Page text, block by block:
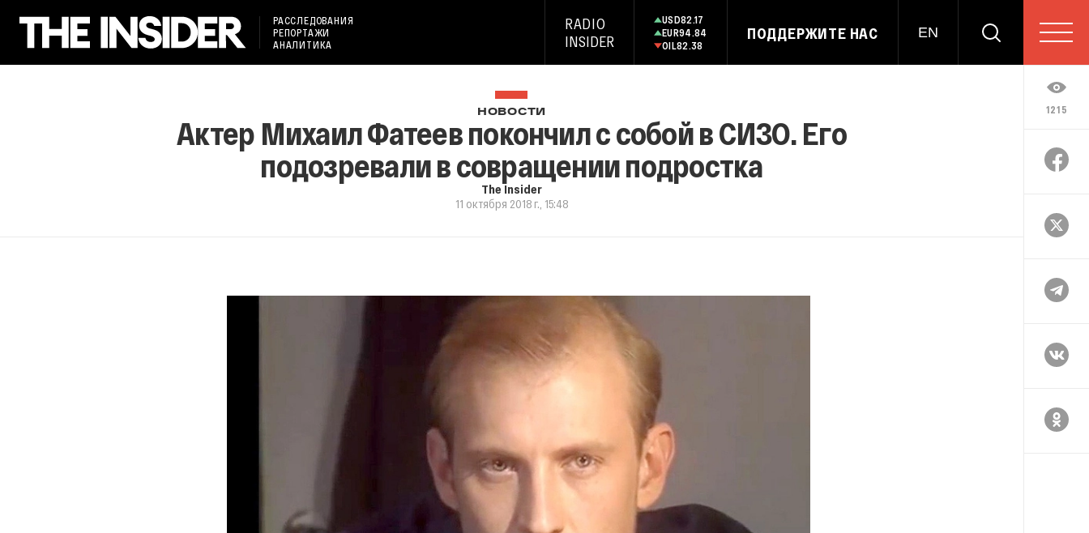
РАССЛЕДОВАНИЯ
РЕПОРТАЖИ
АНАЛИТИКА
RADIO
INSIDER
USD82.17
EUR94.84
OIL82.38
ПОДДЕРЖИТЕ НАС EN
1215
НОВОСТИ
Актер Михаил Фатеев покончил с собой в СИЗО. Его
подозревали в совращении подростка
The Insider
11 октября 2018 г., 15:48